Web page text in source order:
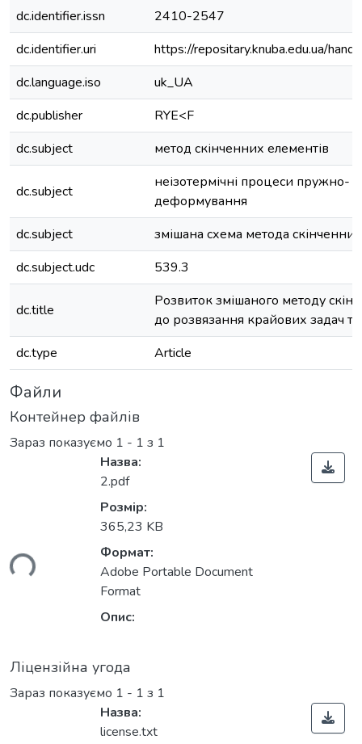
dc.identifier.issn
2410-2547
dc.identifier.uri
https://repositary.knuba.edu.ua/
dc.language.iso
uk_UA
dc.publisher
RYE<F
dc.subject
метод скінченних елементів
dc.subject
неізотермічні процеси пружно-
деформування
dc.subject
змішана схема метода
dc.subject.udc
539.3
dc.title
Розвиток змішаного методу
до розвязання крайових задач
dc.type
Article
Файли
Контейнер файлів
Зараз показуємо 1 - 1 з 1
Назва:
2.pdf
Розмір:
365,23 KB
Формат:
Adobe Portable Document
Format
Опис:
Ліцензійна угода
Зараз показуємо 1 - 1 з 1
Назва:
license.txt